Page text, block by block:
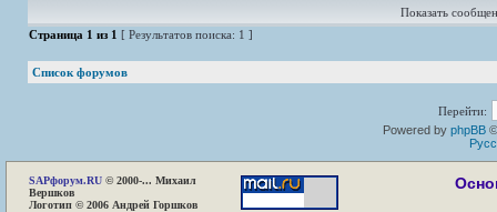
Показать
Страница 1 из 1 [ Результатов поиска: 1 ]
Список форумов
Перейти:
Powered by phpBB
SAPфорум.RU © 2000-... Михаил
Вершков
Логотип © 2006 Андрей Горшков